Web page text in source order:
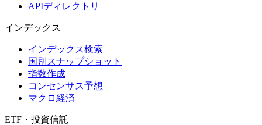
APIディレクトリ
インデックス
インデックス検索
国別スナップショット
指数作成
コンセンサス予想
マクロ経済
ETF・投資信託